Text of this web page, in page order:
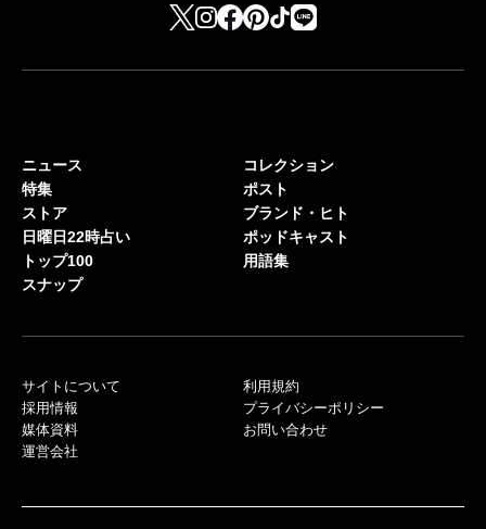
ニュース
特集
ストア
日曜日22時占い
トップ100
スナップ
コレクション
ポスト
ブランド・ヒト
ポッドキャスト
用語集
サイトについて
採用情報
媒体資料
運営会社
利用規約
プライバシーポリシー
お問い合わせ